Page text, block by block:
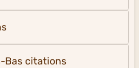
Bas citations